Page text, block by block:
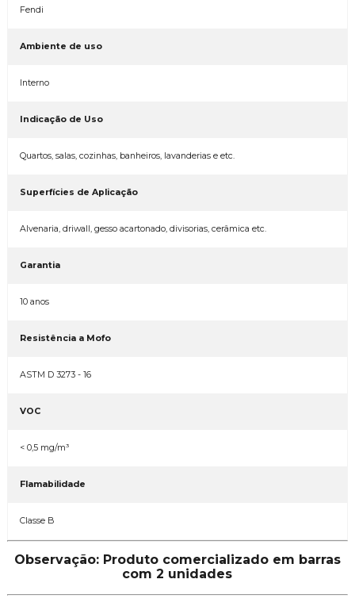
Fendi
Ambiente de uso
Interno
Indicação de Uso
Quartos, salas, cozinhas, banheiros, lavanderias e etc.
Superfícies de Aplicação
Alvenaria, driwall, gesso acartonado, divisorias, cerâmica etc.
Garantia
10 anos
Resistência a Mofo
ASTM D 3273 - 16
VOC
< 0,5 mg/m³
Flamabilidade
Classe B
Observação: Produto comercializado em barras
com 2 unidades